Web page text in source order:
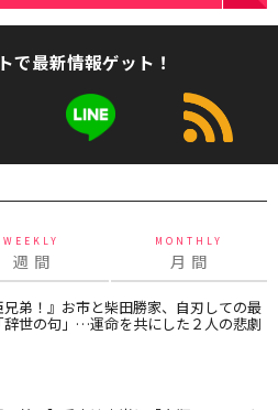
で最新情報ゲット！
WEEKLY
週 間
MONTHLY
月 間
兄弟！』お市と柴田勝家、自刃しての最
辞世の句」…運命を共にした２人の悲劇